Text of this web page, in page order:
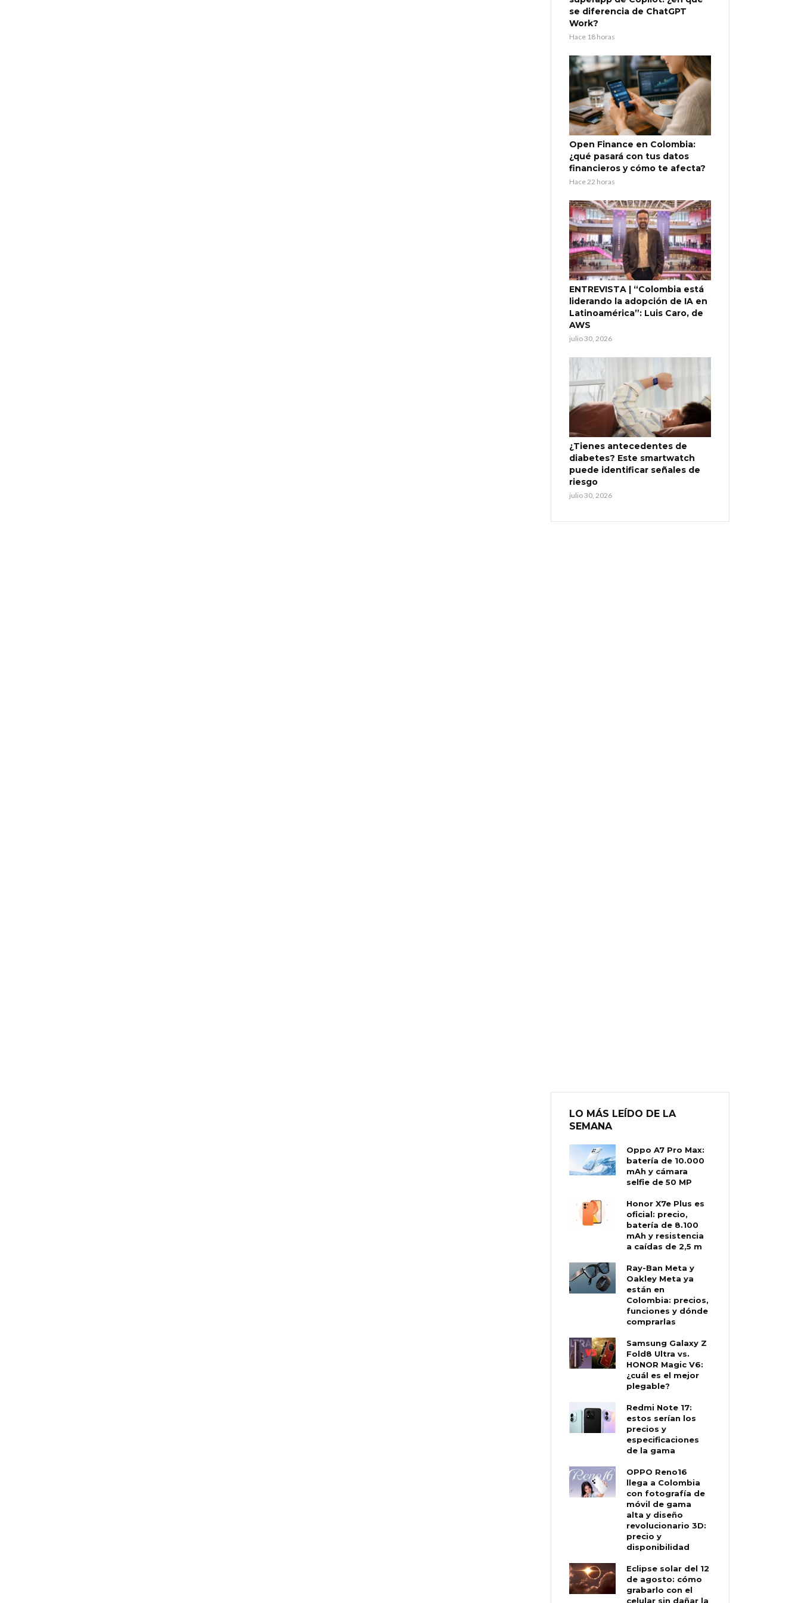
se diferencia de ChatGPT
Work?
Hace 18 horas
Open Finance en Colombia:
¿qué pasará con tus datos
financieros y cómo te afecta?
Hace 22 horas
ENTREVISTA | “Colombia está
liderando la adopción de IA en
Latinoamérica”: Luis Caro, de
AWS
julio 30, 2026
¿Tienes antecedentes de
diabetes? Este smartwatch
puede identificar señales de
riesgo
julio 30, 2026
LO MÁS LEÍDO DE LA
SEMANA
Oppo A7 Pro Max:
batería de 10.000
mAh y cámara
selfie de 50 MP
Honor X7e Plus es
oficial: precio,
batería de 8.100
mAh y resistencia
a caídas de 2,5 m
Ray-Ban Meta y
Oakley Meta ya
están en
Colombia: precios,
funciones y dónde
comprarlas
Samsung Galaxy Z
Fold8 Ultra vs.
HONOR Magic V6:
¿cuál es el mejor
plegable?
Redmi Note 17:
estos serían los
precios y
especificaciones
de la gama
OPPO Reno16
llega a Colombia
con fotografía de
móvil de gama
alta y diseño
revolucionario 3D:
precio y
disponibilidad
Eclipse solar del 12
de agosto: cómo
grabarlo con el
celular sin dañar la